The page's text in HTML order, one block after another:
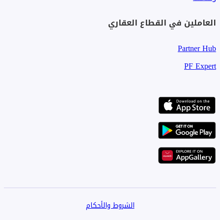
العاملين في القطاع العقاري
Partner Hub
PF Expert
الشروط والأحكام